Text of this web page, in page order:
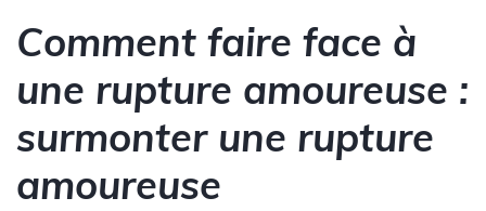
Comment faire face à
une rupture amoureuse :
surmonter une rupture
amoureuse